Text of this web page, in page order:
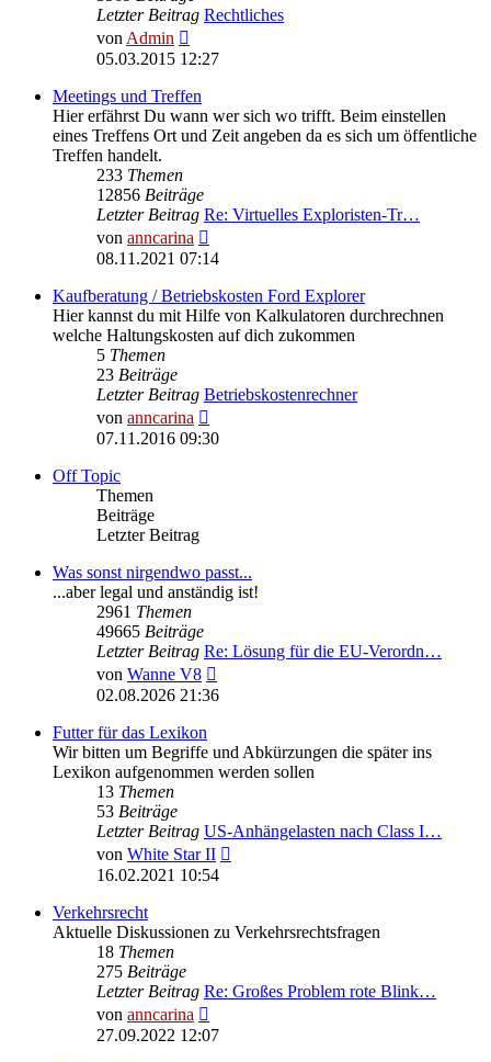
Letzter Beitrag Rechtliches
vonAdmin
Beitrag
05.03.2015 12:27
Meetings und Treffen
Hier erfährst Du wann wer sich wo trifft. Beim einstellen
eines Treffens Ort und Zeit angeben da es sich um öffentliche
Treffen handelt.
233 Themen
12856 Beiträge
Letzter Beitrag Re: Virtuelles Exploristen-Tr…
von anncarina
Beitrag
08.11.2021 07:14
Kaufberatung / Betriebskosten Ford Explorer
Hier kannst du mit Hilfe von Kalkulatoren durchrechnen
welche Haltungskosten auf dich zukommen
5 Themen
23 Beiträge
Letzter Beitrag Betriebskostenrechner
von anncarina
Beitrag
07.11.2016 09:30
Off Topic
Themen
Beiträge
Letzter Beitrag
Was sonst nirgendwo passt...
...aber legal und anständig ist!
2961 Themen
49665 Beiträge
Letzter Beitrag Re: Lösung für die EU‑Verordn…
von Wanne V8
Beitrag
02.08.2026 21:36
Futter für das Lexikon
Wir bitten um Begriffe und Abkürzungen die später ins
Lexikon aufgenommen werden sollen
13 Themen
53 Beiträge
Letzter Beitrag US-Anhängelasten nach Class I…
von White Star II
16.02.2021 10:54
Verkehrsrecht
Aktuelle Diskussionen zu Verkehrsrechtsfragen
18 Themen
275 Beiträge
Letzter Beitrag Re: Großes Problem rote Blink…
von anncarina
Beitrag
27.09.2022 12:07